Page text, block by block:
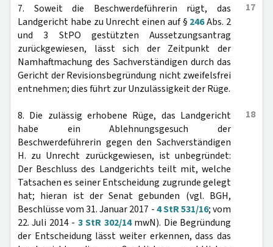
17
7. Soweit die Beschwerdeführerin rügt, das
Landgericht habe zu Unrecht einen auf § 246Abs. 2
und 3 StPO gestützten Aussetzungsantrag
zurückgewiesen, lässt sich der Zeitpunkt der
Namhaftmachung des Sachverständigen durch das
Gericht der Revisionsbegründung nicht zweifelsfrei
entnehmen; dies führt zur Unzulässigkeit der Rüge.
18
8. Die zulässig erhobene Rüge, das Landgericht
habe ein Ablehnungsgesuch der
Beschwerdeführerin gegen den Sachverständigen
H. zu Unrecht zurückgewiesen, ist unbegründet:
Der Beschluss des Landgerichts teilt mit, welche
Tatsachen es seiner Entscheidung zugrunde gelegt
hat; hieran ist der Senat gebunden (vgl. BGH,
Beschlüsse vom 31. Januar 2017 -4 StR 531/16; vom
22. Juli 2014 - 3 StR 302/14mwN). Die Begründung
der Entscheidung lässt weiter erkennen, dass das